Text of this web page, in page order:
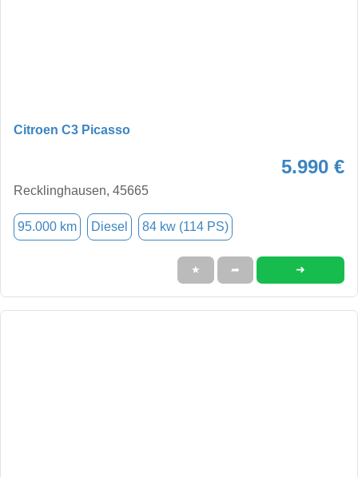
Citroen C3 Picasso
5.990 €
Recklinghausen, 45665
95.000 km Diesel 84 kw (114 PS)
★ ➦ ➜